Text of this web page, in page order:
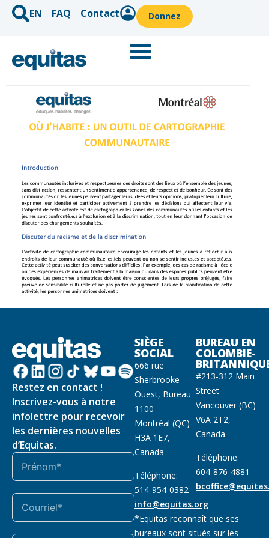
EN FAQ Contact Donnez
Restez en contact !
Inscrivez-vous à notre
infolettre pour recevoir
les dernières nouvelles
d’Equitas.
SIÈGE
SOCIAL
666 rue
Sherbrooke
Ouest, Bureau
1100
Montréal (QC)
H3A 1E7,
Canada
Téléphone:
514-954-0382
info@equitas.org
BUREAU EN
COLOMBIE-
#213-312 Main
Street
Vancouver (BC)
V6A 2T2,
Canada
Téléphone:
604-876-4881
*Equitas reconnaît que ses
bureaux sont situés sur les